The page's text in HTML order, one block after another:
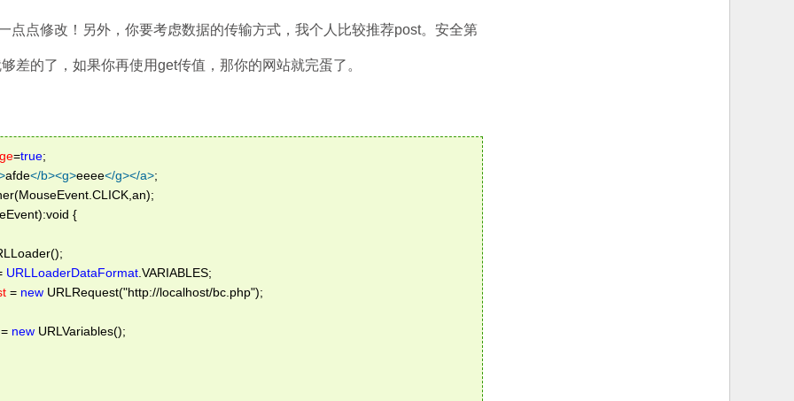
点点修改！另外，你要考虑数据的传输方式，我个人比较推荐post。安全第
差的了，如果你再使用get传值，那你的网站就完蛋了。
=true;
afde</b><g>eeee</g></a>;
{
URLLoaderDataFormat .VARIABLES;
= new URLRequest("http://localhost/bc.php");
new URLVariables();